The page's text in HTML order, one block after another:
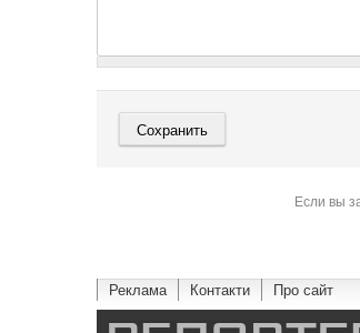
Если вы
Реклама Контакти Про сайт